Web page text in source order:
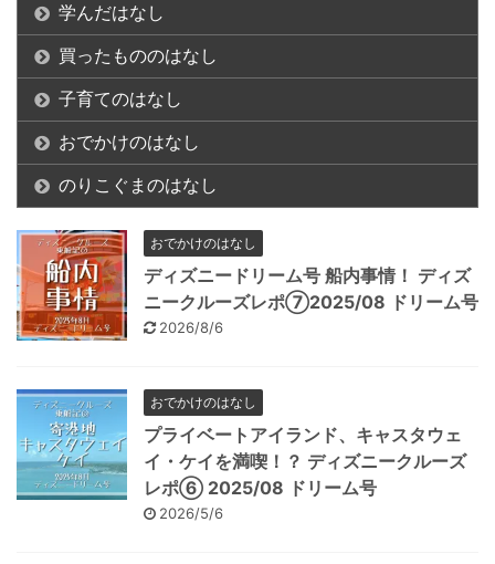
学んだはなし
買ったもののはなし
子育てのはなし
おでかけのはなし
のりこぐまのはなし
おでかけのはなし
ディズニードリーム号 船内事情！ ディズ
ニークルーズレポ⑦2025/08 ドリーム号
2026/8/6
おでかけのはなし
プライベートアイランド、キャスタウェ
イ・ケイを満喫！？ ディズニークルーズ
レポ⑥ 2025/08 ドリーム号
2026/5/6